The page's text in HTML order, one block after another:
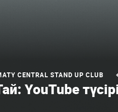
CENTRAL STAND UP CLUB
YouTube